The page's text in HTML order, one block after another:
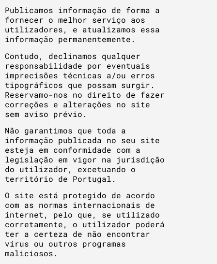
Publicamos informação de forma a
fornecer o melhor serviço aos
utilizadores, e atualizamos essa
informação permanentemente.
Contudo, declinamos qualquer
responsabilidade por eventuais
imprecisões técnicas a/ou erros
tipográficos que possam surgir.
Reservamo-nos no direito de fazer
correções e alterações no site
sem aviso prévio.
Não garantimos que toda a
informação publicada no seu site
esteja em conformidade com a
legislação em vigor na jurisdição
do utilizador, excetuando o
território de Portugal.
O site está protegido de acordo
com as normas internacionais de
internet, pelo que, se utilizado
corretamente, o utilizador poderá
ter a certeza de não encontrar
vírus ou outros programas
maliciosos.